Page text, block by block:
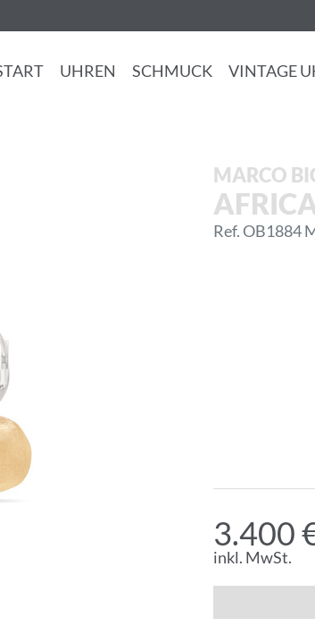
UHREN SCHMUCK VINTAGE
MARCO
Ref. OB1884
3.400
inkl. MwSt.